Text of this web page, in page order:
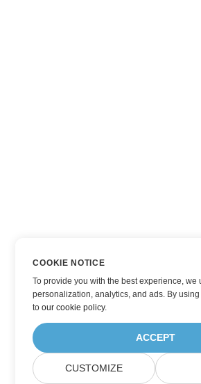
COOKIE NOTICE
To provide you with the best experience, we
personalization, analytics, and ads. By
toour cookie policy.
ACCEPT
CUSTOMIZE